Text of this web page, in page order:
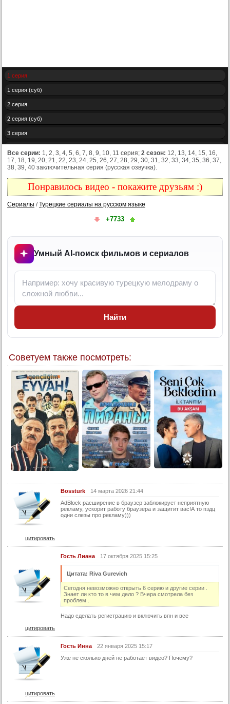
1 серия
1 серия (суб)
2 серия
2 серия (суб)
3 серия
4 серия
5 серия
5 серия (суб)
7 серия
7 серия (суб)
8 серия (суб)
9 серия
10 серия
11 серия (суб)
2 сезон:
12 серия
12 серия (суб)
13 серия
13 серия (суб)
14 серия
15 серия
15 серия (суб)
16 серия
18 серия
18 серия (суб)
20 серия
20 серия (суб)
21 серия
21 серия (суб)
22 серия
Все серии: 1, 2, 3, 4, 5, 6, 7, 8, 9, 10, 11 серия; 2 сезон: 12, 13, 14, 15, 16,
17, 18, 19, 20, 21, 22, 23, 24, 25, 26, 27, 28, 29, 30, 31, 32, 33, 34, 35, 36, 37,
38, 39, 40 заключительная серия (русская озвучка).
Понравилось видео - покажите друзьям :)
Сериалы /Турецкие сериалы на русском языке
+7733
Умный AI-поиск фильмов и сериалов
Найти
Советуем также посмотреть:
Bossturk
14 марта 2026 21:44
AdBlock расширение в браузер заблокирует неприятную
рекламу, ускорит работу браузера и защитит вас!А то пздц
одни слезы про рекламу)))
цитировать
Гость Лиана 17 октября 2025 15:25
Цитата: Riva Gurevich
Сегодня невозможно открыть 6 серию и другие серии .
Знает ли кто то в чем дело ? Вчера смотрела без
проблем .
Надо сделать регистрацию и включить впн и все
цитировать
Гость Инна
22 января 2025 15:17
Уже не сколько дней не работает видео? Почему?
цитировать